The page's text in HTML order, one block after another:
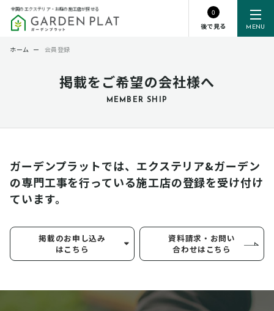
MENU
全国のエクステリア・お庭の施工店が探せる
0
後で見る
掲載をご希望の会社様へ
MEMBER SHIP
ホーム ー 会員登録
ガーデンプラットでは、エクステリア&ガーデン
の専門工事を行っている施工店の登録を受け付け
ています。
掲載のお申し込み
はこちら
資料請求・お問い
合わせはこちら